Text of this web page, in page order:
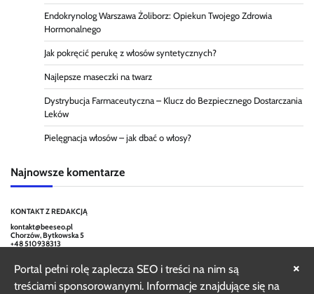
×
Portal pełni rolę zaplecza SEO i treści na nim są
treściami sponsorowanymi. Informacje znajdujące się na
Endokrynolog Warszawa Żoliborz: Opiekun Twojego Zdrowia
Hormonalnego
Jak pokręcić perukę z włosów syntetycznych?
Najlepsze maseczki na twarz
Dystrybucja Farmaceutyczna – Klucz do Bezpiecznego Dostarczania
Leków
Pielęgnacja włosów – jak dbać o włosy?
Najnowsze komentarze
KONTAKT Z REDAKCJĄ
kontakt@beeseo.pl
Chorzów, Bytkowska 5
+48 510938313